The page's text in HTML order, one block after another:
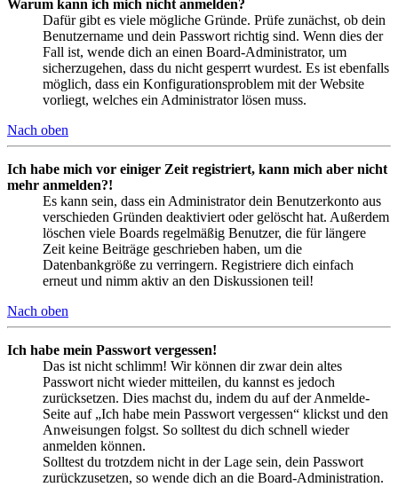
Warum kann ich mich nicht anmelden?
Dafür gibt es viele mögliche Gründe. Prüfe zunächst, ob dein
Benutzername und dein Passwort richtig sind. Wenn dies der
Fall ist, wende dich an einen Board-Administrator, um
sicherzugehen, dass du nicht gesperrt wurdest. Es ist ebenfalls
möglich, dass ein Konfigurationsproblem mit der Website
vorliegt, welches ein Administrator lösen muss.
Nach oben
Ich habe mich vor einiger Zeit registriert, kann mich aber nicht
mehr anmelden?!
Es kann sein, dass ein Administrator dein Benutzerkonto aus
verschieden Gründen deaktiviert oder gelöscht hat. Außerdem
löschen viele Boards regelmäßig Benutzer, die für längere
Zeit keine Beiträge geschrieben haben, um die
Datenbankgröße zu verringern. Registriere dich einfach
erneut und nimm aktiv an den Diskussionen teil!
Nach oben
Ich habe mein Passwort vergessen!
Das ist nicht schlimm! Wir können dir zwar dein altes
Passwort nicht wieder mitteilen, du kannst es jedoch
zurücksetzen. Dies machst du, indem du auf der Anmelde-
Seite auf „Ich habe mein Passwort vergessen“ klickst und den
Anweisungen folgst. So solltest du dich schnell wieder
anmelden können.
Solltest du trotzdem nicht in der Lage sein, dein Passwort
zurückzusetzen, so wende dich an die Board-Administration.